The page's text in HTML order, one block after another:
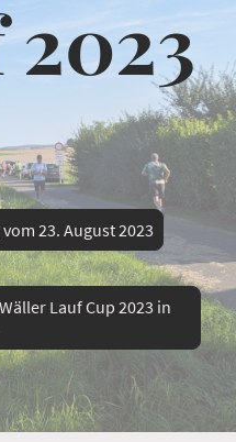
23. August 2023
Lauf Cup 2023 in